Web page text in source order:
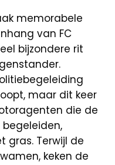
memorabele
van FC
bijzondere rit
maar dit keer
die de
gras. Terwijl de
keken de